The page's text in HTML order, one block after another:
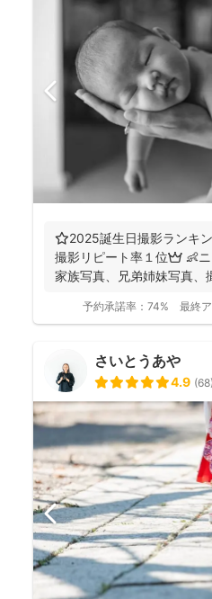
⭐️2025誕生日撮影ランキ
撮影リピート率１位👑 👶
家族写真、兄弟姉妹写真
予約承諾率： 74% 最終
さいとうあや
4.9 (68)